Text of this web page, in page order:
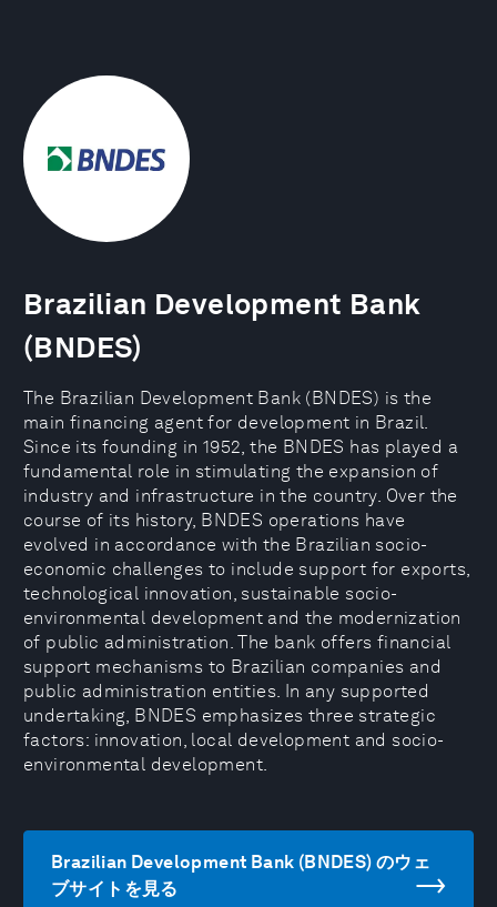
Brazilian Development Bank
(BNDES)
The Brazilian Development Bank (BNDES) is the
main financing agent for development in Brazil.
Since its founding in 1952, the BNDES has played a
fundamental role in stimulating the expansion of
industry and infrastructure in the country. Over the
course of its history, BNDES operations have
evolved in accordance with the Brazilian socio-
economic challenges to include support for exports,
technological innovation, sustainable socio-
environmental development and the modernization
of public administration. The bank offers financial
support mechanisms to Brazilian companies and
public administration entities. In any supported
undertaking, BNDES emphasizes three strategic
factors: innovation, local development and socio-
environmental development.
Brazilian Development Bank (BNDES) のウェ
ブサイトを見る